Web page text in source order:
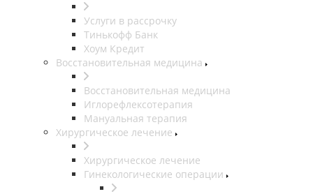
Услуги в рассрочку
Тинькофф Банк
Хоум Кредит
Восстановительная медицина
Восстановительная медицина
Иглорефлексотерапия
Мануальная терапия
Хирургическое лечение
Хирургическое лечение
Гинекологические операции